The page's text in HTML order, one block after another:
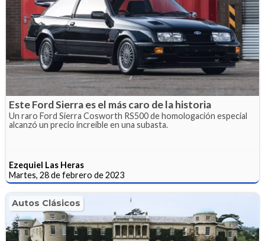
Este Ford Sierra es el más caro de la historia
Un raro Ford Sierra Cosworth RS500 de homologación especial
alcanzó un precio increíble en una subasta.
Ezequiel Las Heras
Martes, 28 de febrero de 2023
Autos Clásicos